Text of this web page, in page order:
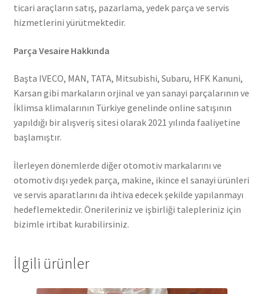
ticari araçların satış, pazarlama, yedek parça ve servis
hizmetlerini yürütmektedir.
Parça Vesaire Hakkında
Başta IVECO, MAN, TATA, Mitsubishi, Subaru, HFK Kanuni,
Karsan gibi markaların orjinal ve yan sanayi parçalarının ve
İklimsa klimalarının Türkiye genelinde online satışının
yapıldığı bir alışveriş sitesi olarak 2021 yılında faaliyetine
başlamıştır.
İlerleyen dönemlerde diğer otomotiv markalarını ve
otomotiv dışı yedek parça, makine, ikince el sanayi ürünleri
ve servis aparatlarını da ihtiva edecek şekilde yapılanmayı
hedeflemektedir. Önerileriniz ve işbirliği talepleriniz için
bizimle irtibat kurabilirsiniz.
İlgili ürünler